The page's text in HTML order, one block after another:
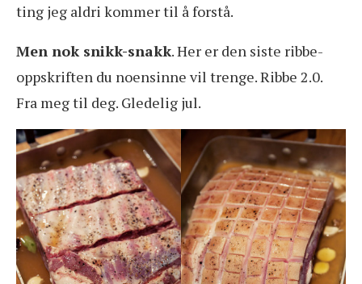
ting jeg aldri kommer til å forstå.
Men nok snikk-snakk. Her er den siste ribbe-
oppskriften du noensinne vil trenge. Ribbe 2.0.
Fra meg til deg. Gledelig jul.